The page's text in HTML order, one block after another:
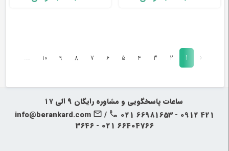
‹
1
2
3
4
5
6
7
8
9
10
...
‍‍ ساعات پاسخگویی و مشاوره رایگان ۹ الی ۱۷
info@berankard.com
/
021 66981653 - 0912 421
3646 - 021 66404766